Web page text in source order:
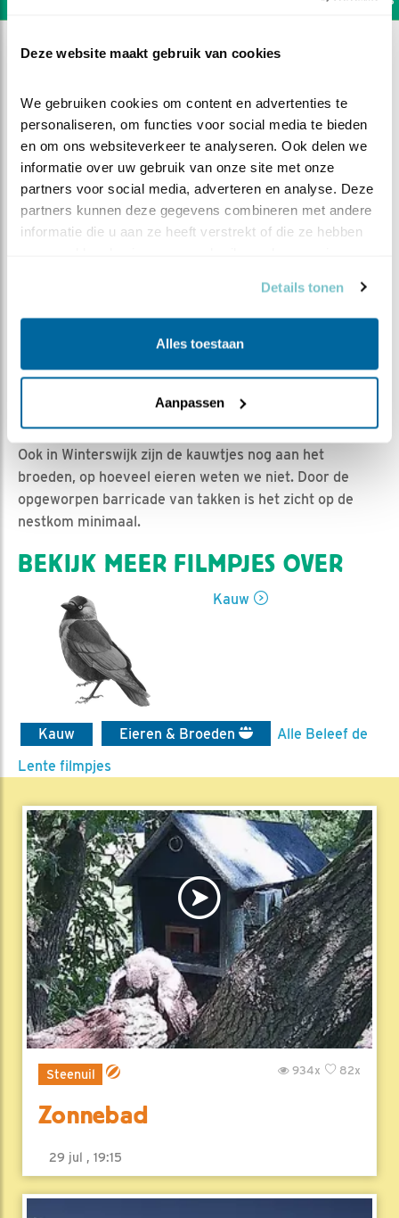
Deze website maakt gebruik van cookies
We gebruiken cookies om content en advertenties te
personaliseren, om functies voor social media te bieden
en om ons websiteverkeer te analyseren. Ook delen we
informatie over uw gebruik van onze site met onze
partners voor social media, adverteren en analyse. Deze
partners kunnen deze gegevens combineren met andere
informatie die u aan ze heeft verstrekt of die ze hebben
Details tonen
Alles toestaan
Aanpassen
Winterswijk
Ed Hoogkamer | Geplaatst op 25 april 2019, 9:31 |
Vind ik leuk| Bewaar dit filmpje|
1211x
Ook in Winterswijk zijn de kauwtjes nog aan het
broeden, op hoeveel eieren weten we niet. Door de
opgeworpen barricade van takken is het zicht op de
nestkom minimaal.
BEKIJK MEER FILMPJES OVER
Kauw
Kauw Eieren & Broeden
Alle Beleef de
Lente filmpjes
Steenuil 82x
934x
Zonnebad
29 jul , 19:15